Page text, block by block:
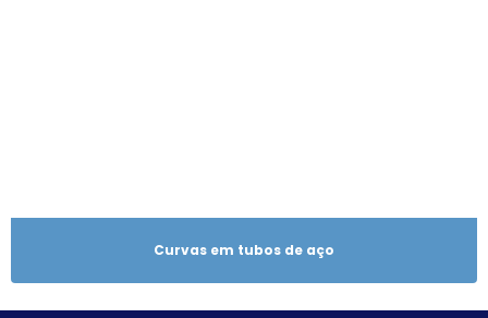
Curvas em tubos de aço